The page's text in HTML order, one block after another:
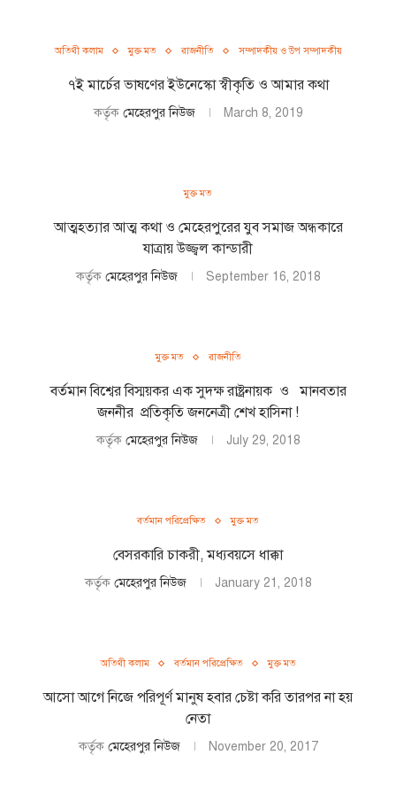
অতিথী কলাম মুক্ত মত রাজনীতি সম্পাদকীয় ও উপ সম্পাদকীয়
৭ই মার্চের ভাষণের ইউনেস্কো স্বীকৃতি ও আমার কথা
কর্তৃক মেহেরপুর নিউজ March 8, 2019
মুক্ত মত
আত্মহত্যার আত্ম কথা ও মেহেরপুরের যুব সমাজ অন্ধকারে
যাত্রায় উজ্জ্বল কান্ডারী
কর্তৃক মেহেরপুর নিউজ September 16, 2018
মুক্ত মত রাজনীতি
বর্তমান বিশ্বের বিস্ময়কর এক সুদক্ষ রাষ্ট্রনায়ক ও মানবতার
জননীর প্রতিকৃতি জননেত্রী শেখ হাসিনা !
কর্তৃক মেহেরপুর নিউজ July 29, 2018
বর্তমান পরিপ্রেক্ষিত মুক্ত মত
বেসরকারি চাকরী, মধ্যবয়সে ধাক্কা
কর্তৃক মেহেরপুর নিউজ January 21, 2018
অতিথী কলাম বর্তমান পরিপ্রেক্ষিত মুক্ত মত
আসো আগে নিজে পরিপূর্ণ মানুষ হবার চেষ্টা করি তারপর না হয়
নেতা
কর্তৃক মেহেরপুর নিউজ November 20, 2017